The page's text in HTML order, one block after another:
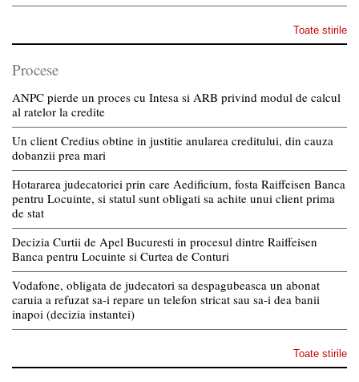
Toate stirile
Procese
ANPC pierde un proces cu Intesa si ARB privind modul de calcul
al ratelor la credite
Un client Credius obtine in justitie anularea creditului, din cauza
dobanzii prea mari
Hotararea judecatoriei prin care Aedificium, fosta Raiffeisen Banca
pentru Locuinte, si statul sunt obligati sa achite unui client prima
de stat
Decizia Curtii de Apel Bucuresti in procesul dintre Raiffeisen
Banca pentru Locuinte si Curtea de Conturi
Vodafone, obligata de judecatori sa despagubeasca un abonat
caruia a refuzat sa-i repare un telefon stricat sau sa-i dea banii
inapoi (decizia instantei)
Toate stirile